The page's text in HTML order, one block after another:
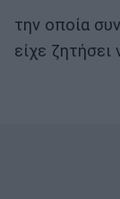
την οποία
είχε